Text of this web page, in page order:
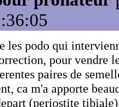
les podo qui
pour vendre
paires de
ca m'a apporte
(periostite